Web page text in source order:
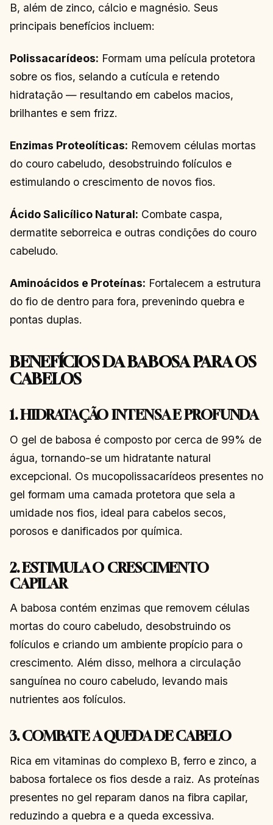
B, além de zinco, cálcio e magnésio. Seus
principais benefícios incluem:
Polissacarídeos: Formam uma película protetora
sobre os fios, selando a cutícula e retendo
hidratação — resultando em cabelos macios,
brilhantes e sem frizz.
Enzimas Proteolíticas: Removem células mortas
do couro cabeludo, desobstruindo folículos e
estimulando o crescimento de novos fios.
Ácido Salicílico Natural: Combate caspa,
dermatite seborreica e outras condições do couro
cabeludo.
Aminoácidos e Proteínas: Fortalecem a estrutura
do fio de dentro para fora, prevenindo quebra e
pontas duplas.
BENEFÍCIOS DA BABOSA PARA OS
CABELOS
1. HIDRATAÇÃO INTENSA E PROFUNDA
O gel de babosa é composto por cerca de 99% de
água, tornando-se um hidratante natural
excepcional. Os mucopolissacarídeos presentes no
gel formam uma camada protetora que sela a
umidade nos fios, ideal para cabelos secos,
porosos e danificados por química.
2. ESTIMULA O CRESCIMENTO
CAPILAR
A babosa contém enzimas que removem células
mortas do couro cabeludo, desobstruindo os
folículos e criando um ambiente propício para o
crescimento. Além disso, melhora a circulação
sanguínea no couro cabeludo, levando mais
nutrientes aos folículos.
3. COMBATE A QUEDA DE CABELO
Rica em vitaminas do complexo B, ferro e zinco, a
babosa fortalece os fios desde a raiz. As proteínas
presentes no gel reparam danos na fibra capilar,
reduzindo a quebra e a queda excessiva.